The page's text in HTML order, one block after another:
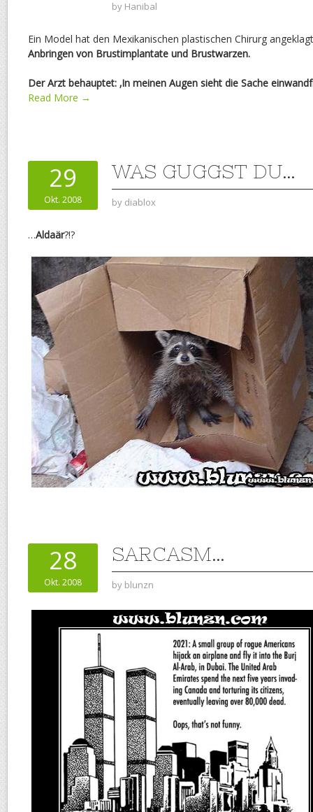
by Hanibal
Ein Model hat den Mexikanischen plastischen Chirurg
Anbringen von Brustimplantate und Brustwarzen.
Der Arzt behauptet: ‚In meinen Augen sieht die Sache
Read More →
29
Okt. 2008
WAS GUGGST DU…
by diablox
…Aldaär?!?
28
Okt. 2008
SARCASM…
by blunzn